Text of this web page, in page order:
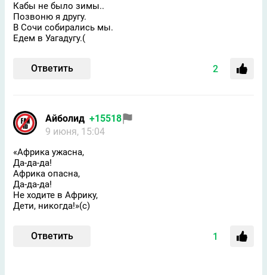
Кабы не было зимы..
Позвоню я другу.
В Сочи собирались мы.
Едем в Уагадугу.(
Ответить 2
Айболид +15518
9 июня, 15:04
«Африка ужасна,
Да-да-да!
Африка опасна,
Да-да-да!
Не ходите в Африку,
Дети, никогда!»(с)
Ответить 1